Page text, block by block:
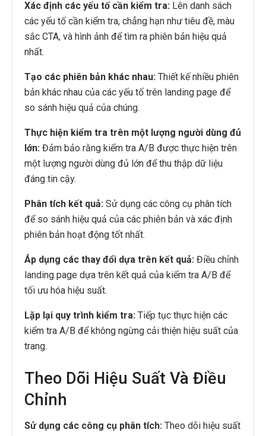
Xác định các yếu tố cần kiểm tra: Lên danh sách
các yếu tố cần kiểm tra, chẳng hạn như tiêu đề, màu
sắc CTA, và hình ảnh để tìm ra phiên bản hiệu quả
nhất.
Tạo các phiên bản khác nhau: Thiết kế nhiều phiên
bản khác nhau của các yếu tố trên landing page để
so sánh hiệu quả của chúng.
Thực hiện kiểm tra trên một lượng người dùng đủ
lớn: Đảm bảo rằng kiểm tra A/B được thực hiện trên
một lượng người dùng đủ lớn để thu thập dữ liệu
đáng tin cậy.
Phân tích kết quả: Sử dụng các công cụ phân tích
để so sánh hiệu quả của các phiên bản và xác định
phiên bản hoạt động tốt nhất.
Áp dụng các thay đổi dựa trên kết quả: Điều chỉnh
landing page dựa trên kết quả của kiểm tra A/B để
tối ưu hóa hiệu suất.
Lặp lại quy trình kiểm tra: Tiếp tục thực hiện các
kiểm tra A/B để không ngừng cải thiện hiệu suất của
trang.
Theo Dõi Hiệu Suất Và Điều
Chỉnh
Sử dụng các công cụ phân tích: Theo dõi hiệu suất